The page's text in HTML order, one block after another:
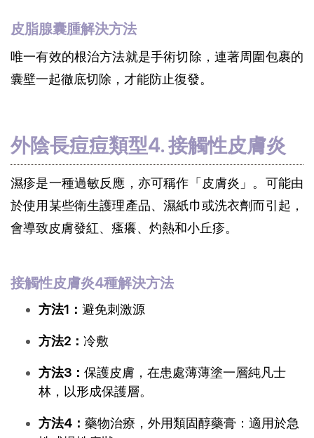
皮脂腺囊腫解決方法
唯一有效的根治方法就是手術切除，連著周圍包裹的
囊壁一起徹底切除，才能防止復發。
外陰長痘痘類型4. 接觸性皮膚炎
濕疹是一種過敏反應，亦可稱作「皮膚炎」。可能由
於使用某些衛生護理產品、濕紙巾或洗衣劑而引起，
會導致皮膚發紅、瘙癢、灼熱和小丘疹。
接觸性皮膚炎4種解決方法
方法1： 避免刺激源
方法2： 冷敷
方法3： 保護皮膚，在患處薄薄塗一層純凡士
林，以形成保護層。
方法4： 藥物治療，外用類固醇藥膏：適用於急